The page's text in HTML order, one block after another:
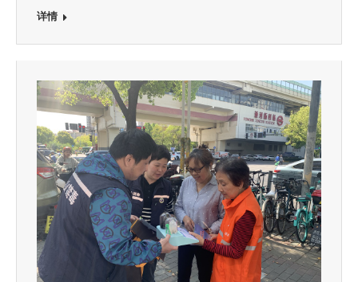
详情